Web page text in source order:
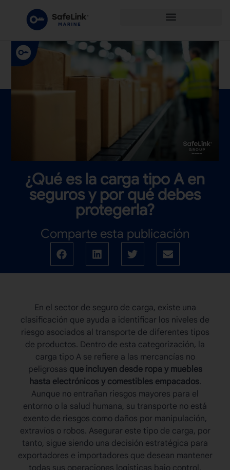
¿Qué es la carga tipo A en
seguros y por qué debes
protegerla?
Comparte esta publicación
En el sector de seguro de carga, existe una
clasificación que ayuda a identificar los niveles de
riesgo asociados al transporte de diferentes tipos
de productos. Dentro de esta categorización, la
carga tipo Ase refiere a las mercancías no
peligrosas que incluyen desde ropa y muebles
hasta electrónicos y comestibles empacados.
Aunque no entrañan riesgos mayores para el
entorno o la salud humana, su transporte no está
exento de riesgos como daños por manipulación,
extravíos o robos. Asegurar este tipo de carga, por
tanto, sigue siendo una decisión estratégica para
exportadores e importadores que desean mantener